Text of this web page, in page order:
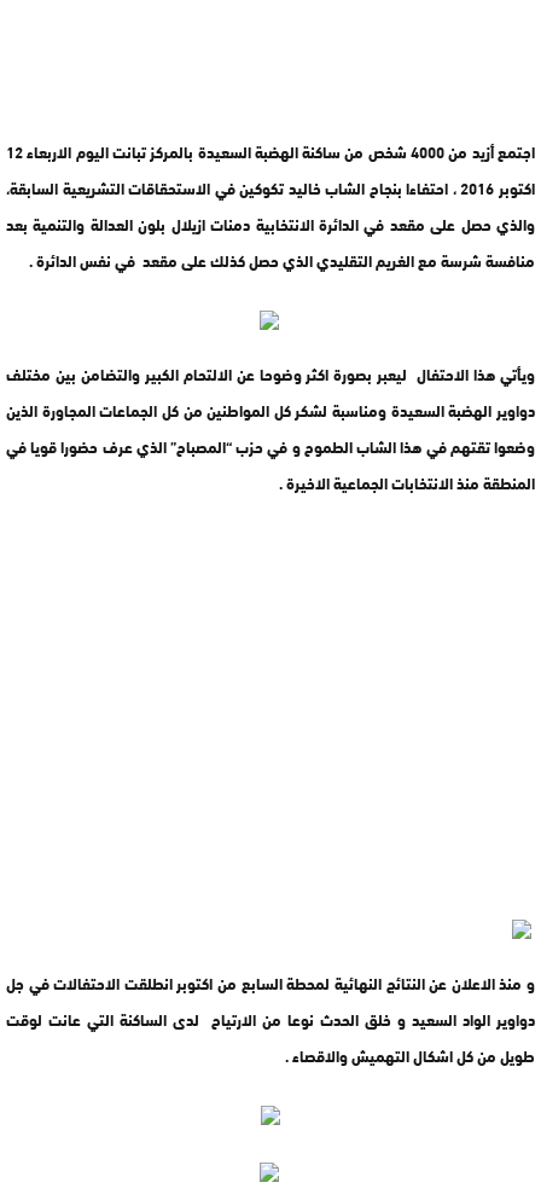
اجتمع أزيد من 4000 شخص من ساكنة الهضبة السعيدة بالمركز تبانت اليوم الاربعاء 12
اكتوبر 2016 ، احتفاءا بنجاح الشاب خاليد تكوكين في الاستحقاقات التشريعية السابقة،
والذي حصل على مقعد في الدائرة الانتخابية دمنات ازيلال بلون العدالة والتنمية بعد
منافسة شرسة مع الغريم التقليدي الذي حصل كذلك على مقعد في نفس الدائرة .
ويأتي هذا الاحتفال ليعبر بصورة اكثر وضوحا عن الالتحام الكبير والتضامن بين مختلف
دواوير الهضبة السعيدة ومناسبة لشكر كل المواطنين من كل الجماعات المجاورة الذين
وضعوا تقتهم في هذا الشاب الطموح و في حزب “المصباح” الذي عرف حضورا قويا في
المنطقة منذ الانتخابات الجماعية الاخيرة .
و منذ الاعلان عن النتائج النهائية لمحطة السابع من اكتوبر انطلقت الاحتفالات في جل
دواوير الواد السعيد و خلق الحدث نوعا من الارتياح لدى الساكنة التي عانت لوقت
طويل من كل اشكال التهميش والاقصاء .